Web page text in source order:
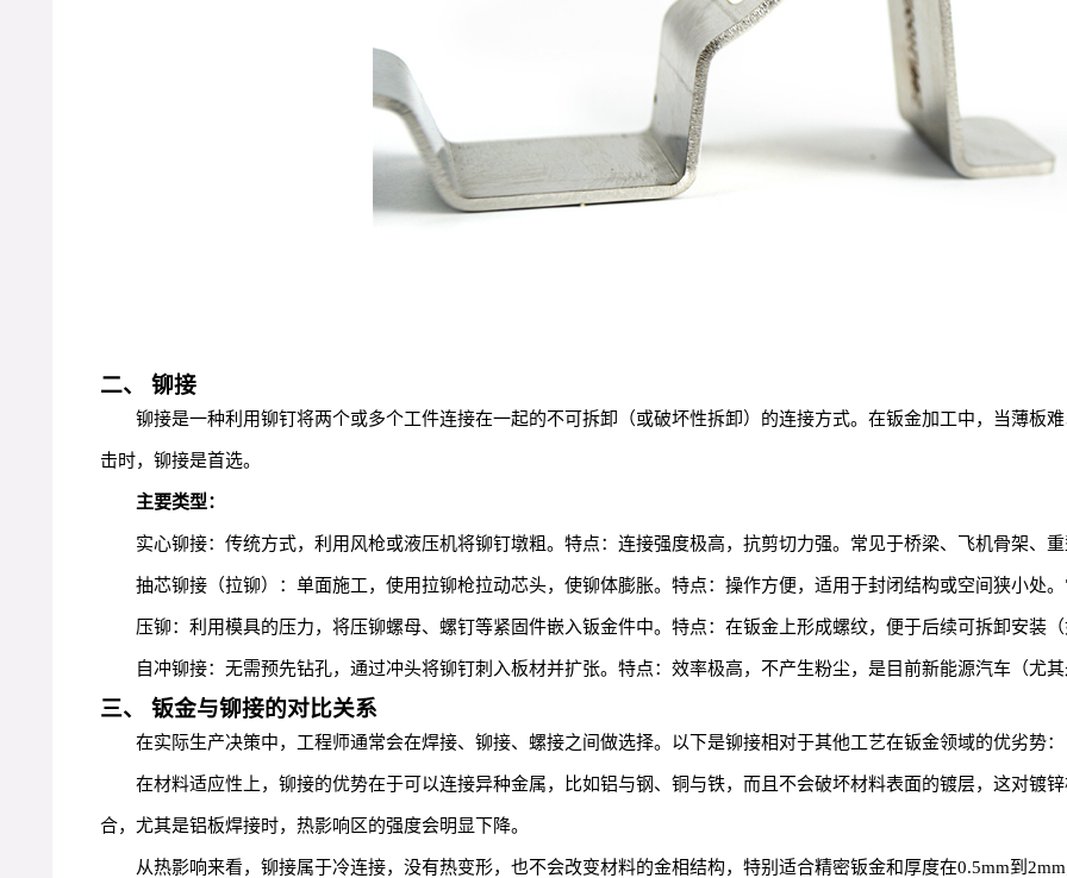
二、 铆接
铆接是一种利用铆钉将两个或多个工件连接在一起的不可拆卸（或破坏性拆卸）的连接方式。在钣金加工中，当薄板
击时，铆接是首选。
主要类型：
实心铆接：传统方式，利用风枪或液压机将铆钉墩粗。特点：连接强度极高，抗剪切力强。常见于桥梁、飞机骨架、
抽芯铆接（拉铆）：单面施工，使用拉铆枪拉动芯头，使铆体膨胀。特点：操作方便，适用于封闭结构或空间狭小处
压铆：利用模具的压力，将压铆螺母、螺钉等紧固件嵌入钣金件中。特点：在钣金上形成螺纹，便于后续可拆卸安装
自冲铆接：无需预先钻孔，通过冲头将铆钉刺入板材并扩张。特点：效率极高，不产生粉尘，是目前新能源汽车（尤
三、 钣金与铆接的对比关系
在实际生产决策中，工程师通常会在焊接、铆接、螺接之间做选择。以下是铆接相对于其他工艺在钣金领域的优劣势：
在材料适应性上，铆接的优势在于可以连接异种金属，比如铝与钢、铜与铁，而且不会破坏材料表面的镀层，这对镀
合，尤其是铝板焊接时，热影响区的强度会明显下降。
从热影响来看，铆接属于冷连接，没有热变形，也不会改变材料的金相结构，特别适合精密钣金和厚度在0.5mm到